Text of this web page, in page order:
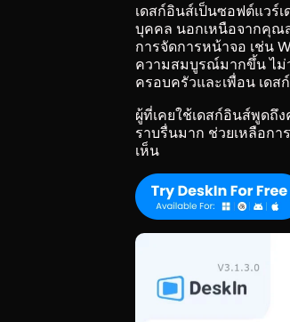
เดสก์อินส์เป็นซอฟต์แวร์
บุคคล นอกเหนือจากคุณ
การจัดการหน้าจอ เช่น
ความสมบูรณ์มากขึ้น ไม่
ครอบครัวและเพื่อน เด
ผู้ที่เคยใช้เดสก์อินส์พูดถึ
ราบรื่นมาก ช่วยเหลือกา
เห็น